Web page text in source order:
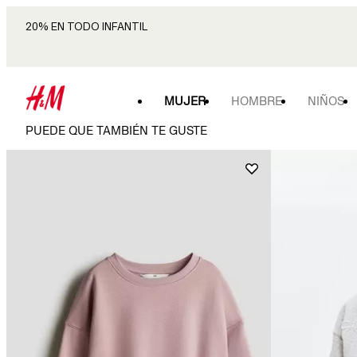
20% EN TODO INFANTIL
MUJER HOMBRE NIÑOS
PUEDE QUE TAMBIÉN TE GUSTE